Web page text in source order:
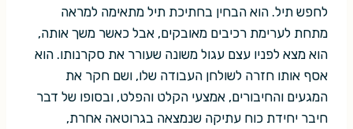
לחפש תיל. הוא הבחין בחתיכת תיל מתאימה למראה
מתחת לערימת רכיבים מאובקים, אבל כאשר משך אותה,
הוא מצא לפניו עצם עגול משונה שעורר את סקרנותו. הוא
אסף אותו חזרה לשולחן העבודה שלו, ושם חקר את
המגעים והחיבורים, אמצעי הקלט והפלט, ובסופו של דבר
חיבר יחידת כוח עתיקה שנמצאה בגרוטאה אחרת,